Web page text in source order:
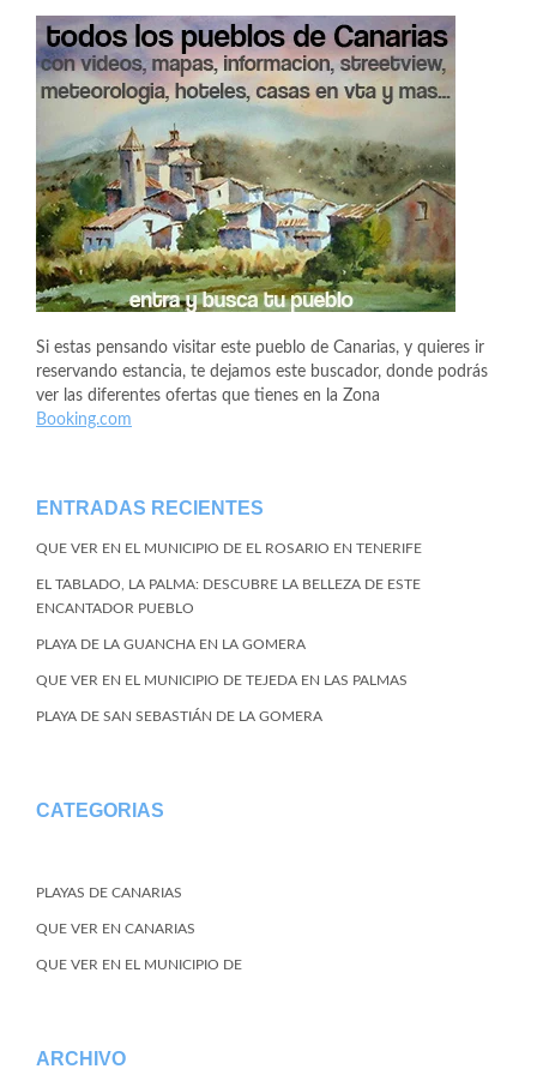
Si estas pensando visitar este pueblo de Canarias, y quieres ir
reservando estancia, te dejamos este buscador, donde podrás
ver las diferentes ofertas que tienes en la Zona
Booking.com
ENTRADAS RECIENTES
QUE VER EN EL MUNICIPIO DE EL ROSARIO EN TENERIFE
EL TABLADO, LA PALMA: DESCUBRE LA BELLEZA DE ESTE
ENCANTADOR PUEBLO
PLAYA DE LA GUANCHA EN LA GOMERA
QUE VER EN EL MUNICIPIO DE TEJEDA EN LAS PALMAS
PLAYA DE SAN SEBASTIÁN DE LA GOMERA
CATEGORIAS
PLAYAS DE CANARIAS
QUE VER EN CANARIAS
QUE VER EN EL MUNICIPIO DE
ARCHIVO